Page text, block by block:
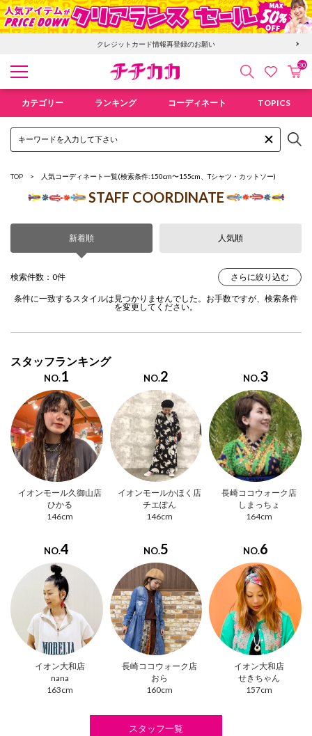
クレジットカード情報再登録のお願い
検索 お気にカ
30
カテゴリー ランキング コーディネート TOPICS
TOP 人気コーディネート一覧(検索条件:150cm〜155cm、Tシャツ・カットソー)
STAFF COORDINATE
新着順 人気順
検索件数：0件 さらに絞り込む
条件に一致するスタイルは見つかりませんでした。お手数ですが、検索条件
を変更してください。
スタッフランキング
NO.1
イオンモール久御山店
ひかる
146cm
NO.2
イオンモールかほく店
チエぽん
146cm
NO.3
長崎ココウォーク店
しまっちょ
164cm
NO.4
イオン大和店
nana
163cm
NO.5
長崎ココウォーク店
おら
160cm
NO.6
イオン大和店
せきちゃん
157cm
スタッフ一覧